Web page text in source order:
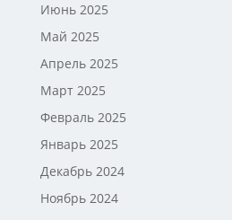
Июнь 2025
Май 2025
Апрель 2025
Март 2025
Февраль 2025
Январь 2025
Декабрь 2024
Ноябрь 2024